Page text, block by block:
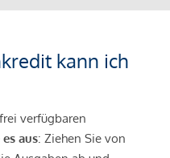
kann ich
verfügbaren
aus: Ziehen Sie von